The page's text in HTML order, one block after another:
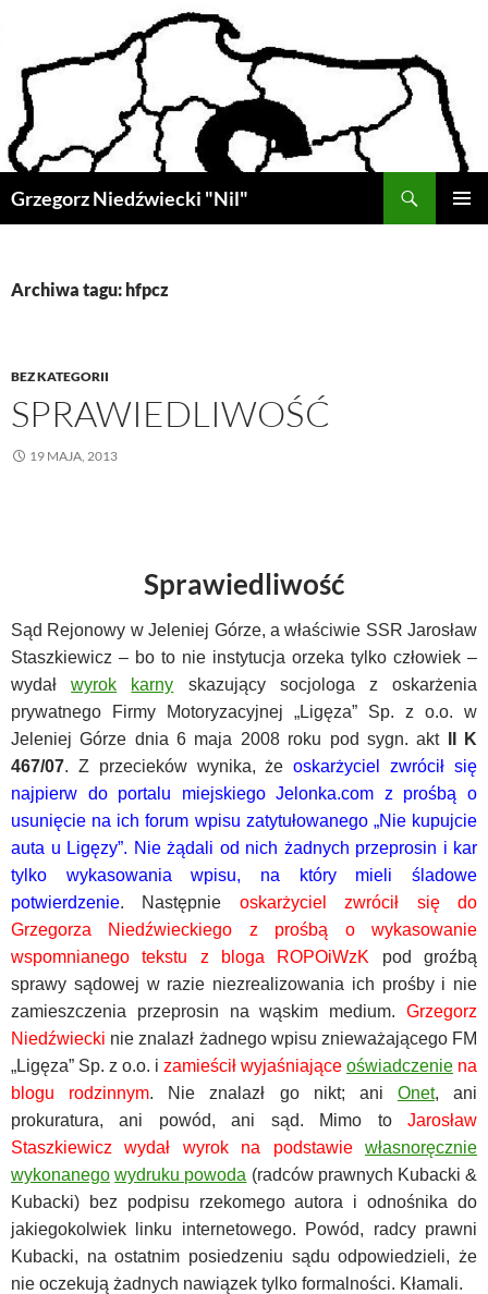
treści
Grzegorz Niedźwiecki "Nil"
Archiwa tagu: hfpcz
BEZ KATEGORII
SPRAWIEDLIWOŚĆ
19 MAJA, 2013
Sprawiedliwość
Sąd Rejonowy w Jeleniej Górze, a właściwie SSR Jarosław
Staszkiewicz – bo to nie instytucja orzeka tylko człowiek –
wydałwyrok karny skazujący socjologa z oskarżenia
prywatnego Firmy Motoryzacyjnej „Ligęza” Sp. z o.o. w
Jeleniej Górze dnia 6 maja 2008 roku pod sygn. akt
II K
467/07. Z przecieków wynika, żeoskarżyciel zwrócił się
najpierw do portalu miejskiego Jelonka.com z prośbą o
usunięcie na ich forum wpisu zatytułowanego „Nie kupujcie
auta u Ligęzy”. Nie żądali od nich żadnych przeprosin i kar
tylko wykasowania wpisu, na który mieli śladowe
potwierdzenie. Następnie oskarżyciel zwrócił się do
Grzegorza Niedźwieckiego z prośbą o wykasowanie
wspomnianego tekstu z bloga ROPOiWzK pod groźbą
sprawy sądowej w razie niezrealizowania ich prośby i nie
zamieszczenia przeprosin na wąskim medium. Grzegorz
Niedźwiecki nie znalazł żadnego wpisu znieważającego FM
„Ligęza” Sp. z o.o. i zamieścił wyjaśniające oświadczenie na
blogu rodzinnym. Nie znalazł go nikt; ani Onet, ani
prokuratura, ani powód, ani sąd. Mimo to Jarosław
Staszkiewicz wydał wyrok na podstawie własnoręcznie
wykonanego wydruku powoda (radców prawnych Kubacki &
Kubacki) bez podpisu rzekomego autora i odnośnika do
jakiegokolwiek linku internetowego. Powód, radcy prawni
Kubacki, na ostatnim posiedzeniu sądu odpowiedzieli, że
nie oczekują żadnych nawiązek tylko formalności. Kłamali.